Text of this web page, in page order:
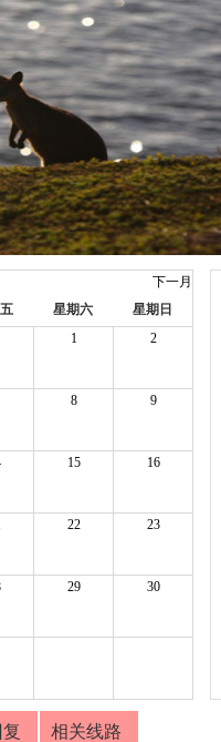
下一月
星期六
星期日
1
2
8 9
15 16
22 23
29 30
相关线路